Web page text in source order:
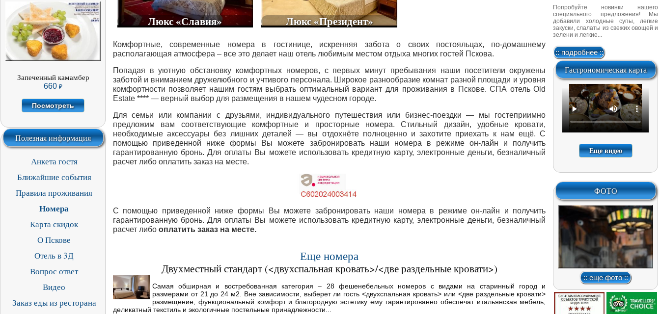
Запеченный камамбер
660
Посмотреть
Запеченный
камамбер,
сервируется свежим
виноградом,
брусничным
вареньем и тостами
660
ПОСМОТРЕТЬ
Полезная информация
Анкета гостя
Ближайшие события
Правила проживания
Номера
Карта скидок
О Пскове
Отель в 3Д
Вопрос ответ
Видео
Заказ еды из ресторана
Люкс «Славия» Люкс «Президент»
Комфортные, современные номера в гостинице, искренняя забота о своих постояльцах, по-домашнему
располагающая атмосфера – все это делает наш отель любимым местом отдыха многих гостей Пскова.
Попадая в уютную обстановку комфортных номеров, с первых минут пребывания наши посетители окружены
заботой и вниманием дружелюбного и учтивого персонала. Широкое разнообразие комнат разной площади и уровня
комфортности позволяет нашим гостям выбрать оптимальный вариант для проживания в Пскове. СПА отель Old
Estate **** — верный выбор для размещения в нашем чудесном городе.
Для семьи или компании с друзьями, индивидуального путешествия или бизнес-поездки — мы гостеприимно
предложим вам соответствующие комфортные и просторные номера. Стильный дизайн, удобные кровати,
необходимые аксессуары без лишних деталей — вы отдохнёте полноценно и захотите приехать к нам ещё. С
помощью приведенной ниже формы Вы можете забронировать наши номера в режиме он-лайн и получить
гарантированную бронь. Для оплаты Вы можете использовать кредитную карту, электронные деньги, безналичный
расчет либо оплатить заказ на месте.
С помощью приведенной ниже формы Вы можете забронировать наши номера в режиме он-лайн и получить
гарантированную бронь. Для оплаты Вы можете использовать кредитную карту, электронные деньги, безналичный
расчет либо оплатить заказ на месте.
Еще номера
Двухместный стандарт (<двухспальная кровать>/<две раздельные кровати>)
Самая обширная и востребованная категория – 28 фешенебельных номеров с видами на старинный город и
размерами от 21 до 24 м2. Вне зависимости, выберет ли гость <двухспальная кровать> или <две раздельные кровати>
размещение, функциональный комфорт и благородную эстетику ему гарантированно обеспечат итальянская мебель,
деликатный текстиль и экологичные постельные принадлежности...
Попробуйте новинки нашего
специального предложения! Мы
добавили холодные супы, легкие
закуски, слалаты из свежих овощей и
зелени и легкие...
:: подробнее ::
Гастрономическая карта
Еще видео
ФОТО
:: еще фото ::